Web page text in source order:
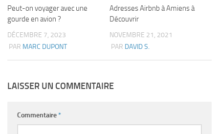
Peut-on voyager avec une
gourde en avion ?
DÉCEMBRE 7, 2023
PAR MARC DUPONT
Adresses Airbnb à Amiens à
Découvrir
NOVEMBRE 21, 2021
PAR DAVID S.
LAISSER UN COMMENTAIRE
Commentaire*